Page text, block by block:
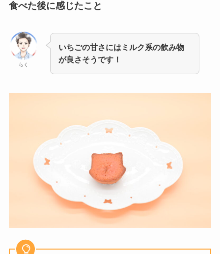
食べた後に感じたこと
らく
いちごの甘さにはミルク系の飲み物
が良さそうです！